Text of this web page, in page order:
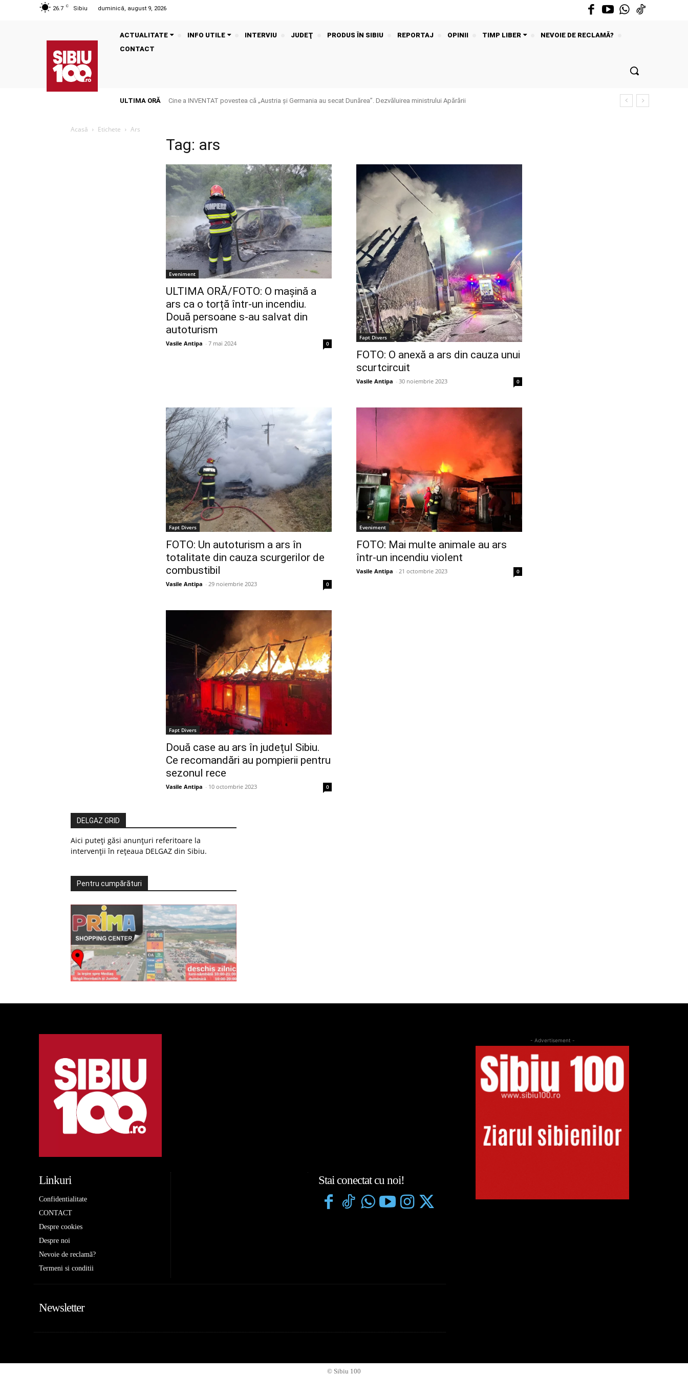
26.7 C Sibiu duminică, august 9, 2026
ACTUALITATE INFO UTILE INTERVIU JUDEŢ PRODUS ÎN SIBIU REPORTAJ OPINII TIMP LIBER
NEVOIE DE RECLAMĂ?
CONTACT
ULTIMA ORĂ Cine a INVENTAT povestea că „Austria și Germania au secat Dunărea”. Dezvăluirea ministrului Apărării
Acasă Etichete Ars
Tag: ars
Eveniment
ULTIMA ORĂ/FOTO: O mașină a
ars ca o torță într-un incendiu.
Două persoane s-au salvat din
autoturism
Vasile Antipa - 7 mai 2024 0
Fapt Divers
FOTO: O anexă a ars din cauza unui
scurtcircuit
Vasile Antipa - 30 noiembrie 2023 0
Fapt Divers
FOTO: Un autoturism a ars în
totalitate din cauza scurgerilor de
combustibil
Vasile Antipa - 29 noiembrie 2023 0
Eveniment
FOTO: Mai multe animale au ars
într-un incendiu violent
Vasile Antipa - 21 octombrie 2023 0
Fapt Divers
Două case au ars în județul Sibiu.
Ce recomandări au pompierii pentru
sezonul rece
Vasile Antipa - 10 octombrie 2023 0
DELGAZ GRID
Aici puteți găsi anunțuri referitoare la
intervenții în rețeaua DELGAZ din Sibiu.
Pentru cumpărături
Linkuri
Confidentialitate
CONTACT
Despre cookies
Despre noi
Nevoie de reclamă?
Termeni si conditii
Stai conectat cu noi!
Newsletter
- Advertisement -
© Sibiu 100